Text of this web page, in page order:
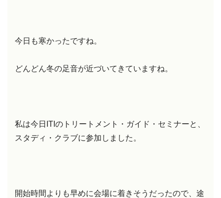
今日も寒かったですね。
どんどん冬の足音が近づいてきていますね。
私は今日ITIのトリートメント・ガイド・セミナーと、
スタディ・クラブに参加しました。
開始時間よりも早めに会場に着きそうだったので、途